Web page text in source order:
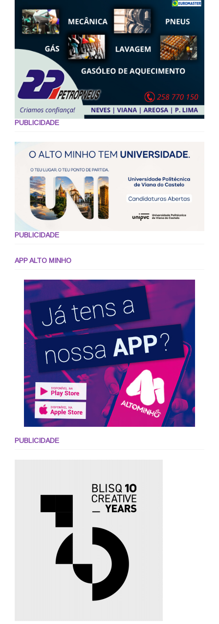
PUBLICIDADE
PUBLICIDADE
APP ALTO MINHO
PUBLICIDADE